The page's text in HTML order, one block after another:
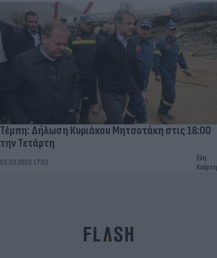
Τέμπη: Δήλωση Κυριάκου Μητσοτάκη στις 18:00
την Τετάρτη
01.03.2023 17:01
Εύη
Κούρτη